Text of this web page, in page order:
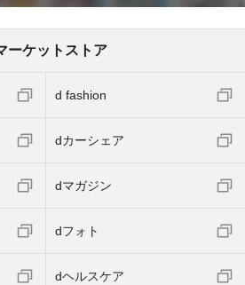
ーケットストア
d fashion
dカーシェア
dマガジン
dフォト
dヘルスケア